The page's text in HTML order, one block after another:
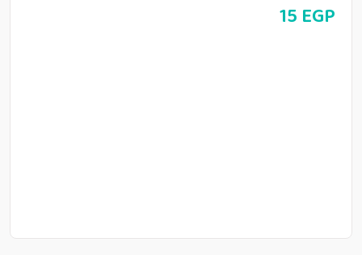
15 EGP